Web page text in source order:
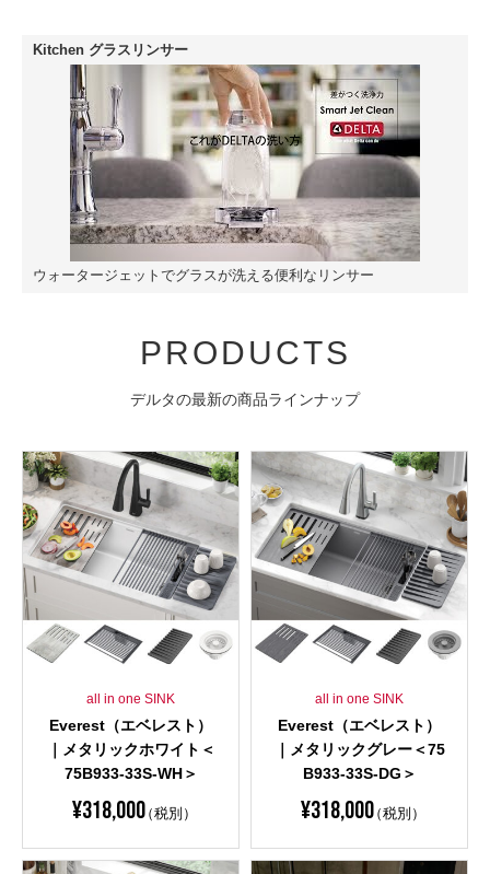
Kitchen グラスリンサー
ウォータージェットでグラスが洗える便利なリンサー
PRODUCTS
デルタの最新の商品ラインナップ
all in one SINK
Everest（エベレスト）
｜メタリックホワイト＜
75B933-33S-WH＞
¥318,000（税別）
all in one SINK
Everest（エベレスト）
｜メタリックグレー＜75
B933-33S-DG＞
¥318,000（税別）